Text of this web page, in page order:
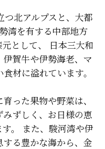
つ北アルプスと、大都
湾を有する中部地方
として、 日本三大和
賀牛や伊勢海老、マ
材に溢れています。
った果物や野菜は、
ずしく、お日様の恵
。 また、駿河湾や伊
る豊かな海から、金